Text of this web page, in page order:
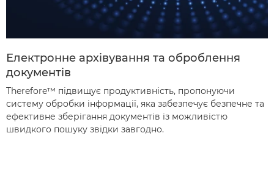
Електронне архівування та оброблення
документів
Therefore™ підвищує продуктивність, пропонуючи
систему обробки інформації, яка забезпечує безпечне та
ефективне зберігання документів із можливістю
швидкого пошуку звідки завгодно.